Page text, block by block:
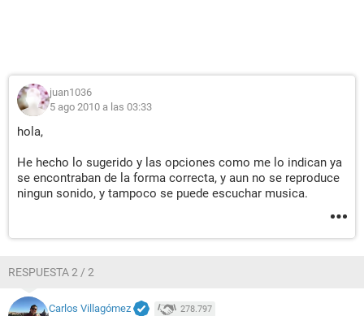
juan1036
5 ago 2010 a las 03:33
hola,
He hecho lo sugerido y las opciones como me lo indican ya
se encontraban de la forma correcta, y aun no se reproduce
ningun sonido, y tampoco se puede escuchar musica.
RESPUESTA 2 / 2
Carlos Villagómez 278.797